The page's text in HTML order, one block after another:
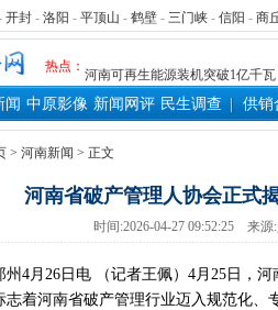
开封 - 洛阳 - 平顶山 - 鹤壁 - 三门峡 - 信阳 - 商
热点：
习近平出席国家科学技术奖励大
工业遗存上“长”出文化IP群
河南可再生能源装机突破1亿千
三个“没想到”刷新港区速度
336件（组）意大利文物在豫开
河南省政协十三届常委会第二十
郑州、济南、青岛三城联合发布
2026年“文明实践进基层”主题活
“七一勋章”获得者丨“炼油专家”
闻 中原影像 新闻网评 民生调查 供销
> 河南新闻 > 正文
河南省破产管理人协会正式
时间:2026-04-27 09:52:25 来源:
州4月26日电 （记者王佩）4月25日，
志着河南省破产管理行业迈入规范化、